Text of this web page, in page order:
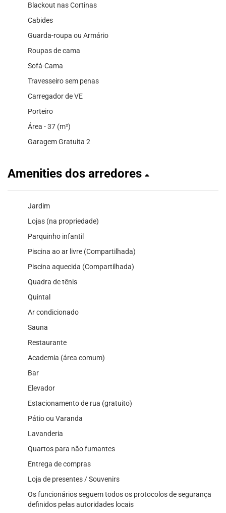
Blackout nas Cortinas
Cabides
Guarda-roupa ou Armário
Roupas de cama
Sofá-Cama
Travesseiro sem penas
Carregador de VE
Porteiro
Área - 37 (m²)
Garagem Gratuita 2
Amenities dos arredores
Jardim
Lojas (na propriedade)
Parquinho infantil
Piscina ao ar livre (Compartilhada)
Piscina aquecida (Compartilhada)
Quadra de tênis
Quintal
Ar condicionado
Sauna
Restaurante
Academia (área comum)
Bar
Elevador
Estacionamento de rua (gratuito)
Pátio ou Varanda
Lavanderia
Quartos para não fumantes
Entrega de compras
Loja de presentes / Souvenirs
Os funcionários seguem todos os protocolos de segurança
definidos pelas autoridades locais